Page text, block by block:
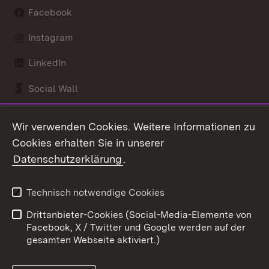
Facebook
Instagram
LinkedIn
Social Wall
Kontakt
Barrierefreiheit
Impressum
Cookies
Wir verwenden Cookies. Weitere Informationen zu
Cookies erhalten Sie in unserer
Datenschutzerklärung.
Technisch notwendige Cookies
Drittanbieter-Cookies (Social-Media-Elemente von
Facebook, X / Twitter und Google werden auf der
gesamten Webseite aktiviert.)